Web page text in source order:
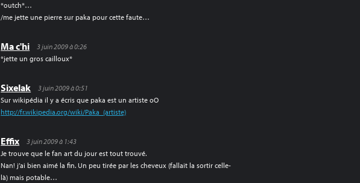
*outch*…
/me jette une pierre sur paka pour cette faute…
Ma c'hi
3 juin 2009 à 0:26
*jette un gros cailloux*
Sixelak
3 juin 2009 à 0:51
Sur wikipédia il y a écris que paka est un artiste oO
http://fr.wikipedia.org/wiki/Paka_(artiste)
Effix
3 juin 2009 à 1:43
Je trouve que le fan art du jour est tout trouvé.
Nan! j’ai bien aimé la fin. Un peu tirée par les cheveux (fallait la sortir celle-
là) mais potable…